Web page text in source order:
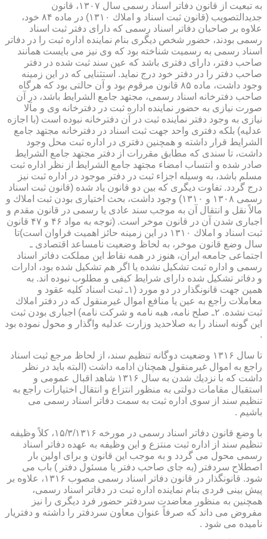
به تبعیت از قانون دفاتر اسناد رسمی سال ۱۳۰۷، قانون
جدیدالتصویب (قانون ثبت اسناد و املاك ۱۳۱۰) در ماده ۸۴ خود،
علاوه بر صاحبان دفاتر اسناد رسمی كه دارای دفتر ثبت اسناد
رسمی بودند، حضور شخص دیگری بنام نماینده اداره ثبت را در دفاتر
اسناد رسمی به رسمیت شناخته بود كه وی نیز می بایست همانند
صاحب دفتر، دارای دفتری باشد كه عین سند ثبت شده در دفتر
صاحب دفتر را در دفتر خود درج نماید. استثنایی كه در این زمینه
وجود داشت، ماده ۸۵ قانون مرقوم بود و آن حالتی بود كه هرگاه
صاحب دفترخانه اسناد رسمی، مجتهد جامع الشرایط باشد، در آن
صورت نیازی به حضور نماینده اداره ثبت در دفترخانه وی و مآلا
نیازی به وجود دفتر نماینده ثبت در آن دفترخانه نبوده است (با اجازه
عدلیه) بلكه دفتری واحد جهت ثبت اسناد در دفترخانه مجتهد جامع
الشرایط قرار داشته و همچنین دفتری در اداره ثبت محل وجود
داشت، تا سندی كه مطابق مقررات از دفتر مجتهد جامع الشرایط
صادر شده و انتساب امضاء مجتهد جامع الشرایط از نظر اداره ثبت
مسلم باشد، به وسیله اجزاء ثبت در دفتر موجود در اداره ثبت نیز
درج گردد. تفاوت دیگری كه بین دو قانون یاد شده (قانون ثبت اسناد
رسمی ۱۳۰۸ و ۱۳۱۰) وجود داشت، بحث اختیاری بودن ثبت املاك و
مالاً نقل و انتقال آن به موجب سند عادی یا رسمی در قانون مقدم و
اجباری شدن آن در قانون موخر است. (توجه به مواد ۴۶ و ۴۷ قانون
ثبت اسناد و املاك ۱۳۱۰ در این زمینه حائز اهمیت فراوان است)تا
سال وضع قانون موخر، به لحاظ وضعیت نامساعد اقتصادی ـ
اجتماعی جامعه ایران، هنوز در همه نقاط این مملكت دفاتر اسناد
رسمی و اداره ثبت تشكیل نشده یا اگر هم تشكیل شده بود، ادارات
و دفاتر تشكیل شده دارای شرایط كیفی و مطلوب نبوده اند. به
همین جهت قانونگذار در دو مورد (۱ـ ثبت اسناد كلیه عقود و
معاملات راجع به عین یا منافع اموال غیرمنقول كه در دفتر املاك
ثبت نشده. ۲ـ صلح نامه، هبه نامه و شركت نامه) اجباری بودن ثبت
این گونه اسناد را به صلاحدید وزارت عدلیه واگذار و محول نموده بود
.
تا سال ۱۳۱۶ وضعیت دوگانه تنظیم سند، از لحاظ مرجع ثبت اسناد
راجع به اموال غیرمنقول همچنان ادامه داشت (البته باید در نظر
داشت كه با نزدیك شدن به سال ۱۳۱۶ شاهد اقبال عمومی و
استقبال مقامات دولتی به منظور انتزاع و انتقال اختیارات راجع به
تنظیم سند از سوی اداره ثبت به سمت دفاتر اسناد رسمی می
باشیم .
با وضع قانون دفاتر اسناد رسمی در مورخه ۱۵/۳/۱۳۱۶، كلاً وظیفه
تنظیم سند از اداره ثبت منتزع و این وظیفه به عهده دفاتر اسناد
رسمی محول می گردد و به موجب این قانون و برای اولین بار
اصطلاح سردفتر (به جای صاحب دفتر یا مسئول دفتر ) باب می
شود. قانونگذار در قانون دفاتر اسناد رسمی مصوب ۱۳۱۶، علاوه بر
پیش بینی فردی بنام نماینده اداره ثبت در دفاتر اسناد رسمی،
همچنین به منظور معاضدت سردفتر حضور فرد دیگری را نیز
مفروض می داند كه صرفاً عنوان معاون سردفتر را داشته و دفتریار
نامیده می شود .